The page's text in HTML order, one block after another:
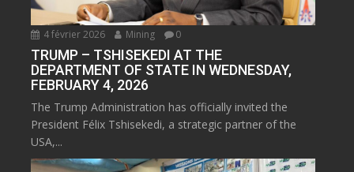
4 février 2026 Mining 0
TRUMP – TSHISEKEDI AT THE
DEPARTMENT OF STATE IN WEDNESDAY,
FEBRUARY 4, 2026
The Trump Administration has officially invited the
President Félix Tshisekedi, a strategic partner of the
USA,...